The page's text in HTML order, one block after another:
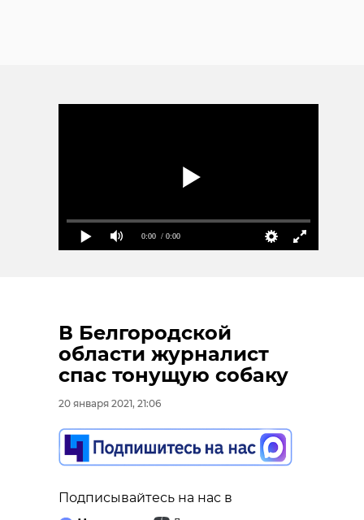
0:00 / 0:00
В Белгородской
области журналист
спас тонущую собаку
20 января 2021, 21:06
Подписывайтесь на нас в